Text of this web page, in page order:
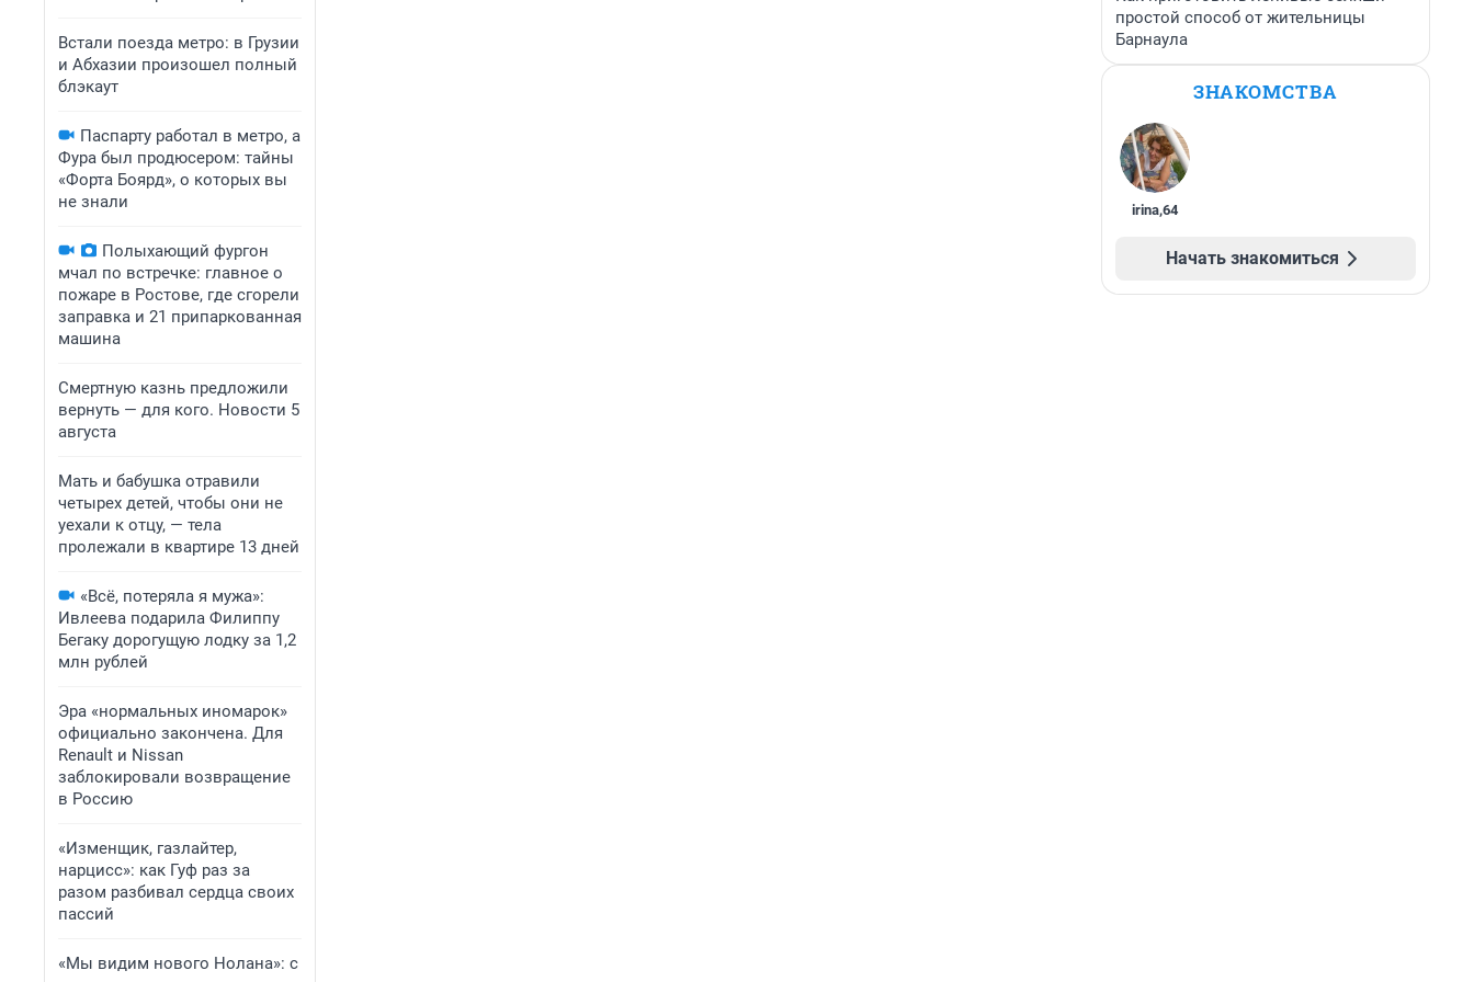
Встали поезда метро: в Грузии
и Абхазии произошел полный
блэкаут
Паспарту работал в метро, а
Фура был продюсером: тайны
«Форта Боярд», о которых вы
не знали
Полыхающий фургон
мчал по встречке: главное о
пожаре в Ростове, где сгорели
заправка и 21 припаркованная
машина
Смертную казнь предложили
вернуть — для кого. Новости 5
августа
Мать и бабушка отравили
четырех детей, чтобы они не
уехали к отцу, — тела
пролежали в квартире 13 дней
«Всё, потеряла я мужа»:
Ивлеева подарила Филиппу
Бегаку дорогущую лодку за 1,2
млн рублей
Эра «нормальных иномарок»
официально закончена. Для
Renault и Nissan
заблокировали возвращение
в Россию
«Изменщик, газлайтер,
нарцисс»: как Гуф раз за
разом разбивал сердца своих
пассий
«Мы видим нового Нолана»: с
простой способ от жительницы
Барнаула
ЗНАКОМСТВА
irina,64
Начать знакомиться